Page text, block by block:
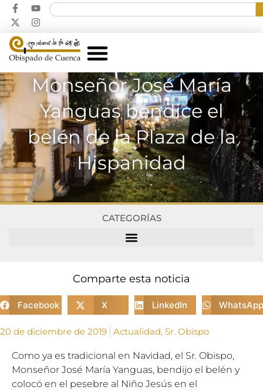
Monseñor José María
Yanguas bendice el
belén de la Plaza de la
Hispanidad
CATEGORÍAS
Comparte esta noticia
Facebook X LinkedIn WhatsApp
20 de diciembre de 2019 Actualidad, Sr. Obispo
Como ya es tradicional en Navidad, el Sr. Obispo,
Monseñor José María Yanguas, bendijo el belén y
colocó en el pesebre al Niño Jesús en el